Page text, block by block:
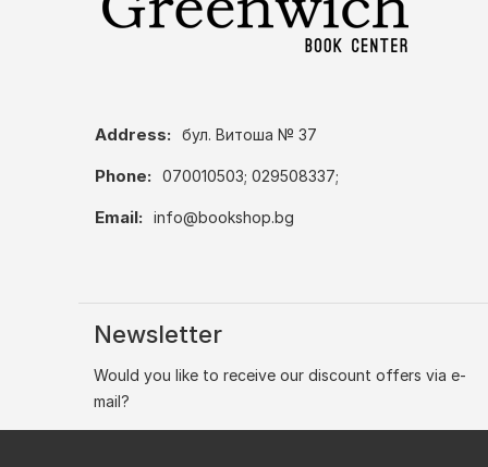
Address: бул. Витоша № 37
Phone: 070010503; 029508337;
Email: info@bookshop.bg
Newsletter
Would you like to receive our discount offers via e-
mail?